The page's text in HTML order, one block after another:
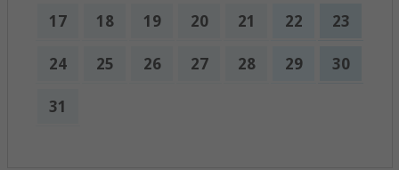
17 18 19 20 21 22 23
24 25 26 27 28 29 30
31